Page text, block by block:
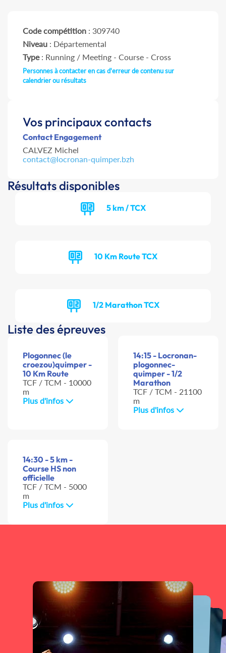
Code compétition : 309740
Niveau : Départemental
Type: Running / Meeting - Course - Cross
Personnes à contacter en cas d'erreur de contenu sur
calendrier ou résultats
Vos principaux contacts
Contact Engagement
CALVEZ Michel
contact@locronan-quimper.bzh
Résultats disponibles
5 km / TCX
10 Km Route TCX
1/2 Marathon TCX
Liste des épreuves
Plogonnec (le
croezou)quimper -
10 Km Route
TCF / TCM - 10000
m
Plus d'infos
14:15 - Locronan-
plogonnec-
quimper - 1/2
Marathon
TCF / TCM - 21100
m
Plus d'infos
14:30 - 5 km -
Course HS non
officielle
TCF / TCM - 5000
m
Plus d'infos